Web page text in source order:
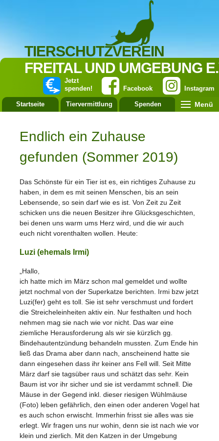
TIERSCHUTZVEREIN
FREITAL UND UMGEBUNG
Instagram
Facebook
Jetzt
spenden!
Startseite Tiervermittlung Spenden Menü
Endlich ein Zuhause
gefunden (Sommer 2019)
Das Schönste für ein Tier ist es, ein richtiges Zuhause zu
haben, in dem es mit seinen Menschen, bis an sein
Lebensende, so sein darf wie es ist. Von Zeit zu Zeit
schicken uns die neuen Besitzer ihre Glücksgeschichten,
bei denen uns warm ums Herz wird, und die wir auch
euch nicht vorenthalten wollen. Heute:
Luzi (ehemals Irmi)
„Hallo,
ich hatte mich im März schon mal gemeldet und wollte
jetzt nochmal von der Superkatze berichten. Irmi bzw jetzt
Luzi(fer) geht es toll. Sie ist sehr verschmust und fordert
die Streicheleinheiten aktiv ein. Nur festhalten und hoch
nehmen mag sie nach wie vor nicht. Das war eine
ziemliche Herausforderung als wir sie kürzlich gg.
Bindehautentzündung behandeln mussten. Zum Ende hin
ließ das Drama aber dann nach, anscheinend hatte sie
dann eingesehen dass ihr keiner ans Fell will. Seit Mitte
März darf sie tagsüber raus und schätzt das sehr. Kein
Baum ist vor ihr sicher und sie ist verdammt schnell. Die
Mäuse in der Gegend inkl. dieser riesigen Wühlmäuse
(Foto) leben gefährlich, den einen oder anderen Vogel hat
es auch schon erwischt. Immerhin frisst sie alles was sie
erlegt. Wir fragen uns nur wohin, denn sie ist nach wie vor
klein und zierlich. Mit den Katzen in der Umgebung